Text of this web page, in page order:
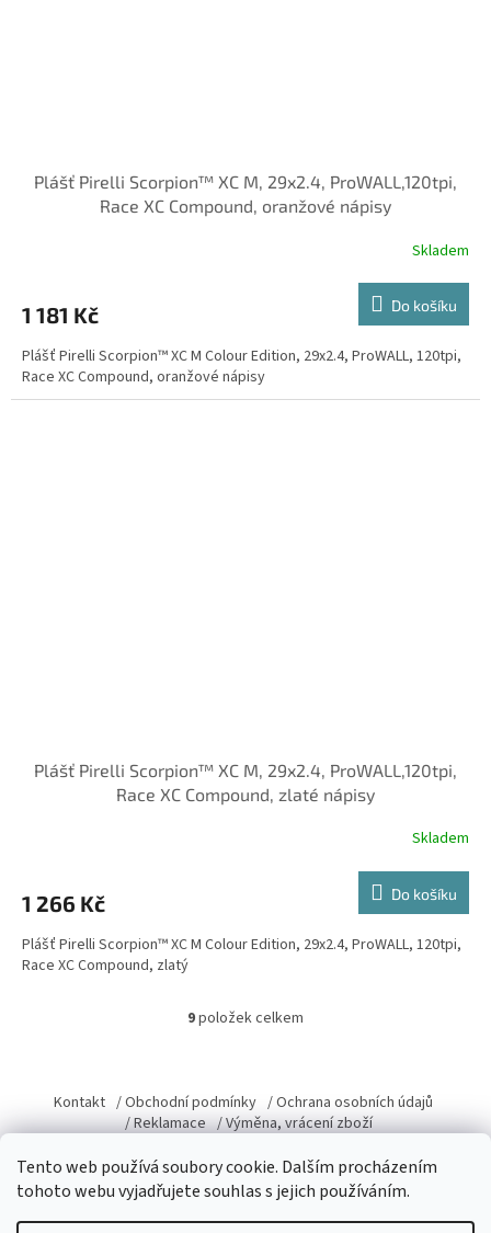
Tento web používá soubory cookie. Dalším procházením
tohoto webu vyjadřujete souhlas s jejich používáním.
Plášť Pirelli Scorpion™ XC M, 29x2.4, ProWALL,120tpi,
Race XC Compound, oranžové nápisy
Skladem
1 181 Kč Do košíku
Plášť Pirelli Scorpion™ XC M Colour Edition, 29x2.4, ProWALL, 120tpi,
Race XC Compound, oranžové nápisy
Plášť Pirelli Scorpion™ XC M, 29x2.4, ProWALL,120tpi,
Race XC Compound, zlaté nápisy
Skladem
1 266 Kč Do košíku
Plášť Pirelli Scorpion™ XC M Colour Edition, 29x2.4, ProWALL, 120tpi,
Race XC Compound, zlatý
O
d
a
í
p
9položek celkem
p
a
Kontakt / Obchodní podmínky / Ochrana osobních údajů
/ Reklamace / Výměna, vrácení zboží